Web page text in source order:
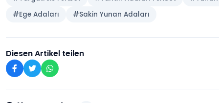
#Ege Adaları
#Sakin Yunan Adaları
Diesen Artikel teilen